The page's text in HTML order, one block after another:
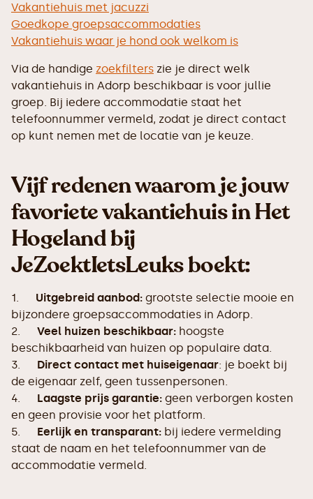
Vakantiehuis met jacuzzi
Goedkope groepsaccommodaties
Vakantiehuis waar je hond ook welkom is
Via de handige zoekfilters zie je direct welk
vakantiehuis in Adorp beschikbaar is voor jullie
groep. Bij iedere accommodatie staat het
telefoonnummer vermeld, zodat je direct contact
op kunt nemen met de locatie van je keuze.
Vijf redenen waarom je jouw
favoriete vakantiehuis in Het
Hogeland bij
JeZoektIetsLeuks boekt:
1. Uitgebreid aanbod: grootste selectie mooie en
bijzondere groepsaccommodaties in Adorp.
2. Veel huizen beschikbaar: hoogste
beschikbaarheid van huizen op populaire data.
3. Direct contact met huiseigenaar: je boekt bij
de eigenaar zelf, geen tussenpersonen.
4. Laagste prijs garantie: geen verborgen kosten
en geen provisie voor het platform.
5. Eerlijk en transparant: bij iedere vermelding
staat de naam en het telefoonnummer van de
accommodatie vermeld.